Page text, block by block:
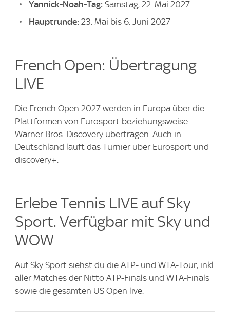
Yannick-Noah-Tag: Samstag, 22. Mai 2027
Hauptrunde: 23. Mai bis 6. Juni 2027
French Open: Übertragung
LIVE
Die French Open 2027 werden in Europa über die
Plattformen von Eurosport beziehungsweise
Warner Bros. Discovery übertragen. Auch in
Deutschland läuft das Turnier über Eurosport und
discovery+.
Erlebe Tennis LIVE auf Sky
Sport. Verfügbar mit Sky und
WOW
Auf Sky Sport siehst du die ATP- und WTA-Tour, inkl.
aller Matches der Nitto ATP-Finals und WTA-Finals
sowie die gesamten US Open live.